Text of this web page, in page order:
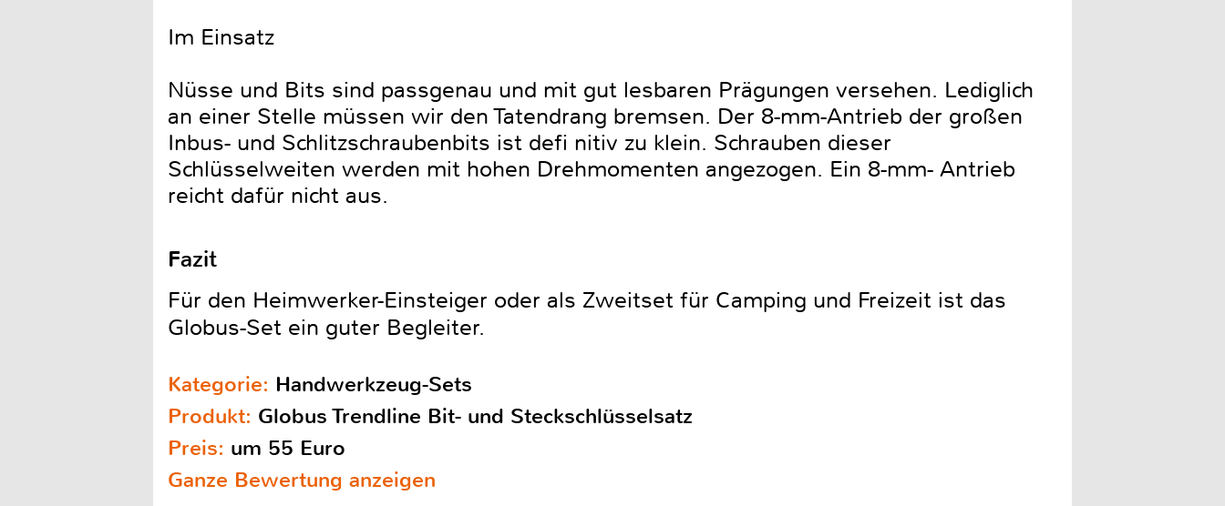
Im Einsatz
Nüsse und Bits sind passgenau und mit gut lesbaren Prägungen versehen. Lediglich
an einer Stelle müssen wir den Tatendrang bremsen. Der 8-mm-Antrieb der großen
Inbus- und Schlitzschraubenbits ist defi nitiv zu klein. Schrauben dieser
Schlüsselweiten werden mit hohen Drehmomenten angezogen. Ein 8-mm- Antrieb
reicht dafür nicht aus.
Fazit
Für den Heimwerker-Einsteiger oder als Zweitset für Camping und Freizeit ist das
Globus-Set ein guter Begleiter.
Kategorie: Handwerkzeug-Sets
Produkt: Globus Trendline Bit- und Steckschlüsselsatz
Preis: um 55 Euro
Ganze Bewertung anzeigen